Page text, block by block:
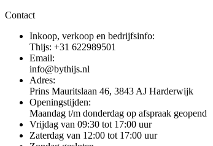
Contact
Inkoop, verkoop en bedrijfsinfo:
Thijs: +31 622989501
Email:
info@bythijs.nl
Adres:
Prins Mauritslaan 46, 3843 AJ Harderwijk
Openingstijden:
Maandag t/m donderdag op afspraak geopend
Vrijdag van 09:30 tot 17:00 uur
Zaterdag van 12:00 tot 17:00 uur